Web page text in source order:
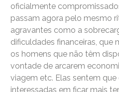
oficialmente
passam agora pelo mesmo
agravantes como a
dificuldades financeiras, que
os homens que não têm
vontade de arcarem
viagem etc. Elas sentem
interessadas em ficar mais